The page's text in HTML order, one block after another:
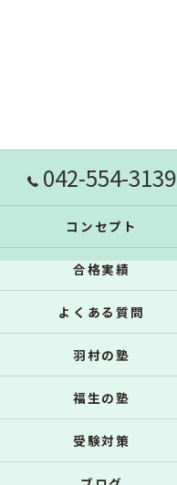
042-554-3139
コンセプト
合格実績
よくある質問
羽村の塾
福生の塾
受験対策